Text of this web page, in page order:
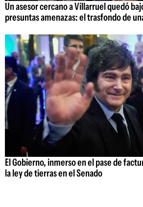
Un asesor cercano a Villarruel quedó
presuntas amenazas: el trasfondo de
El Gobierno, inmerso en el pase de
la ley de tierras en el Senado